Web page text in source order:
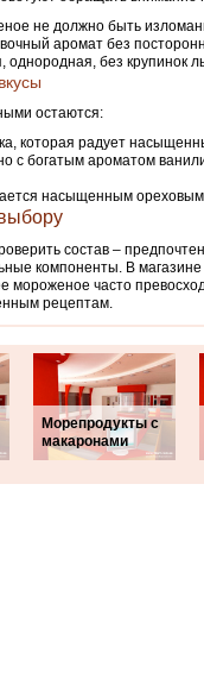
не должно быть
аромат без
однородная, без крупинок
остаются:
которая радует
с богатым ароматом
насыщенным ореховым
состав –
компоненты. В
мороженое часто
рецептам.
Морепродукты с
макаронами